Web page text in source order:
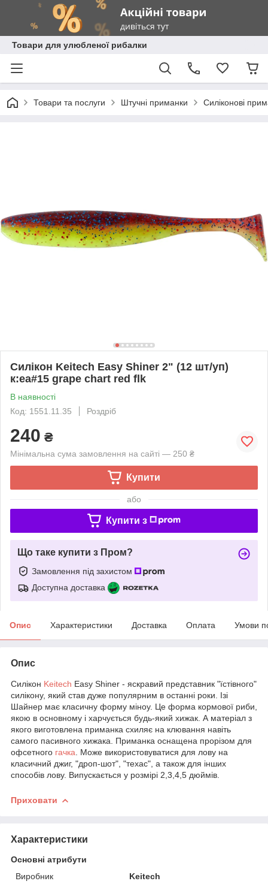
Товари для улюбленої рибалки
Товари та послуги Штучні приманки Силіконові
Силікон Keitech Easy Shiner 2" (12 шт/уп)
к:ea#15 grape chart red flk
В наявності
Код: 1551.11.35
Роздріб
240 ₴
Мінімальна сума замовлення на сайті — 250 ₴
Купити
або
Купити з
Що таке купити з Пром?
Замовлення під захистом
Доступна доставка
Опис Характеристики Доставка Оплата Умови
Опис
Силікон Keitech Easy Shiner - яскравий представник "їстівного"
силікону, який став дуже популярним в останні роки. Ізі
Шайнер має класичну форму міноу. Це форма кормової риби,
якою в основному і харчується будь-який хижак. А матеріал з
якого виготовлена приманка схиляє на клювання навіть
самого пасивного хижака. Приманка оснащена прорізом для
офсетного гачка . Може використовуватися для лову на
класичний джиг, "дроп-шот", "техас", а також для інших
способів лову. Випускається у розмірі 2,3,4,5 дюймів.
Приховати
Характеристики
Основні атрибути
Виробник
Keitech